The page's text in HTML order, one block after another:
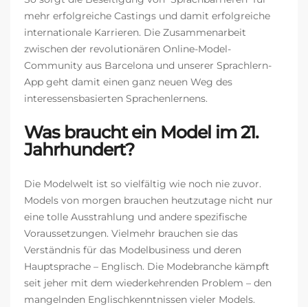
mehr erfolgreiche Castings und damit erfolgreiche
internationale Karrieren. Die Zusammenarbeit
zwischen der revolutionären Online-Model-
Community aus Barcelona und unserer Sprachlern-
App geht damit einen ganz neuen Weg des
interessensbasierten Sprachenlernens.
Was braucht ein Model im 21.
Jahrhundert?
Die Modelwelt ist so vielfältig wie noch nie zuvor.
Models von morgen brauchen heutzutage nicht nur
eine tolle Ausstrahlung und andere spezifische
Voraussetzungen. Vielmehr brauchen sie das
Verständnis für das Modelbusiness und deren
Hauptsprache – Englisch. Die Modebranche kämpft
seit jeher mit dem wiederkehrenden Problem – den
mangelnden Englischkenntnissen vieler Models.